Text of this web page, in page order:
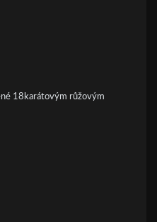
18karátovým růžovým